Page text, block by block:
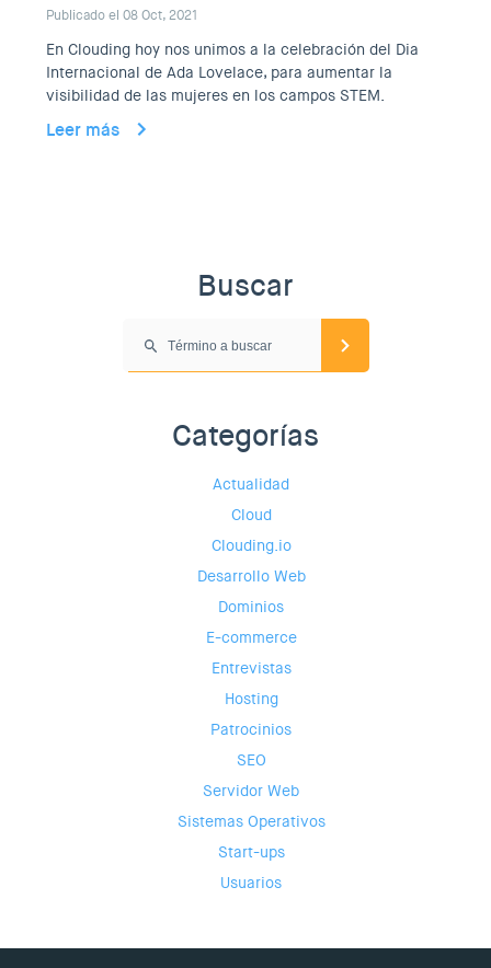
Publicado el 08 Oct, 2021
En Clouding hoy nos unimos a la celebración del Dia
Internacional de Ada Lovelace, para aumentar la
visibilidad de las mujeres en los campos STEM.
Leer más
Buscar
Categorías
Actualidad
Cloud
Clouding.io
Desarrollo Web
Dominios
E-commerce
Entrevistas
Hosting
Patrocinios
SEO
Servidor Web
Sistemas Operativos
Start-ups
Usuarios